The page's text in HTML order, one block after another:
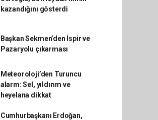
kazandığını gösterdi
Başkan Sekmen’den İspir ve
Pazaryolu çıkarması
Meteoroloji’den Turuncu
alarm: Sel, yıldırım ve
heyelana dikkat
Cumhurbaşkanı Erdoğan,